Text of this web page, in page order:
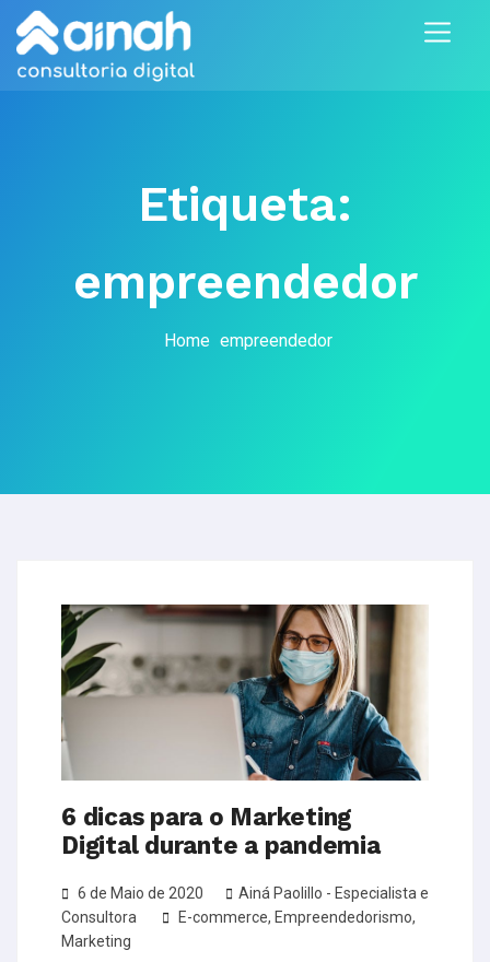
Etiqueta:
empreendedor
Home empreendedor
6 dicas para o Marketing
Digital durante a pandemia
6 de Maio de 2020
Ainá Paolillo - Especialista e
Consultora
E-commerce, Empreendedorismo,
Marketing